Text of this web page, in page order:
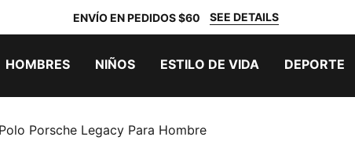
ENVÍO EN PEDIDOS $60 SEE DETAILS
HOMBRES NIÑOS ESTILO DE VIDA DEPORTE
Porsche Legacy Para Hombre